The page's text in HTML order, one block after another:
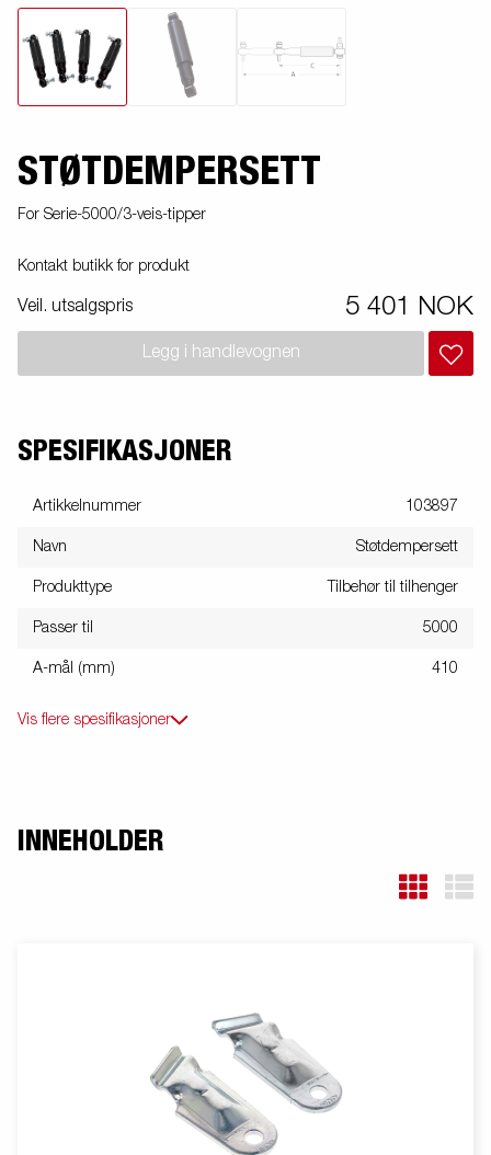
STØTDEMPERSETT
For Serie-5000/3-veis-tipper
Kontakt butikk for produkt
Veil. utsalgspris 5 401 NOK
Legg i handlevognen
SPESIFIKASJONER
Artikkelnummer 103897
Navn Støtdempersett
Produkttype Tilbehør til tilhenger
Passer til 5000
A-mål (mm) 410
Vis flere spesifikasjoner
INNEHOLDER